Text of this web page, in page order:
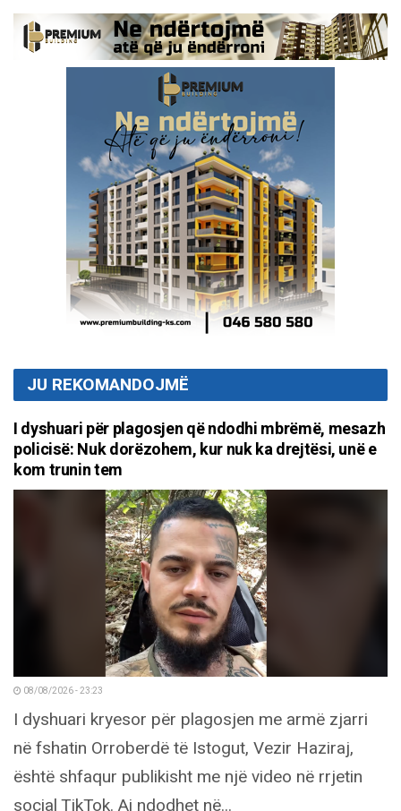
JU REKOMANDOJMË
I dyshuari për plagosjen që ndodhi mbrëmë, mesazh
policisë: Nuk dorëzohem, kur nuk ka drejtësi, unë e
kom trunin tem
08/08/2026 - 23:23
I dyshuari kryesor për plagosjen me armë zjarri
në fshatin Orroberdë të Istogut, Vezir Haziraj,
është shfaqur publikisht me një video në rrjetin
social TikTok. Ai ndodhet në...